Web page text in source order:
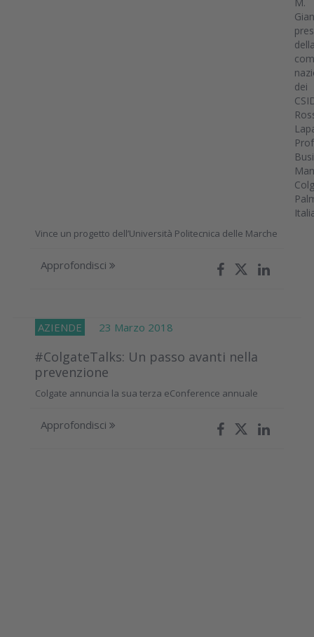
Vince un progetto dell’Università Politecnica delle Marche
Approfondisci
AZIENDE 23 Marzo 2018
#ColgateTalks: Un passo avanti nella
prevenzione
Colgate annuncia la sua terza eConference annuale
Approfondisci